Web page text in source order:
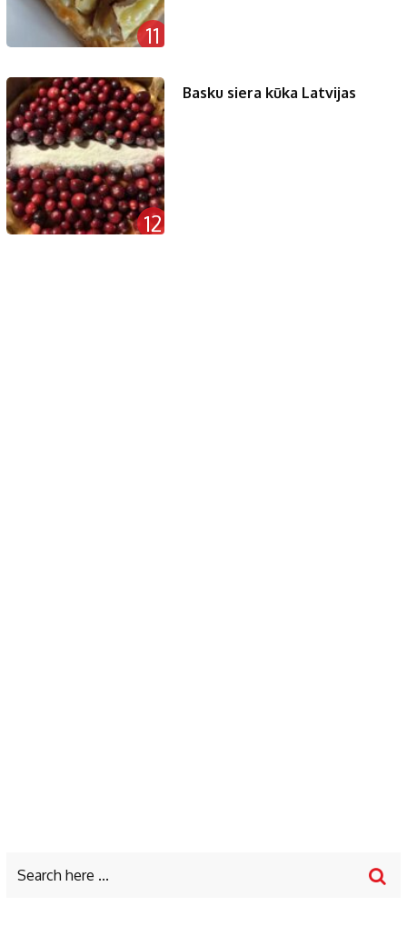
11
12
Basku siera kūka Latvijas